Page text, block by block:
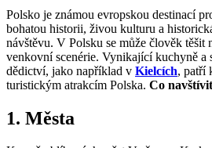
Polsko je známou evropskou destinací
bohatou historii, živou kulturu a
návštěvu. V Polsku se může člověk těšit
venkovní scenérie. Vynikající kuchyně a
dědictví, jako například v Kielcích, patří
turistickým atrakcím Polska. Co
1. Města